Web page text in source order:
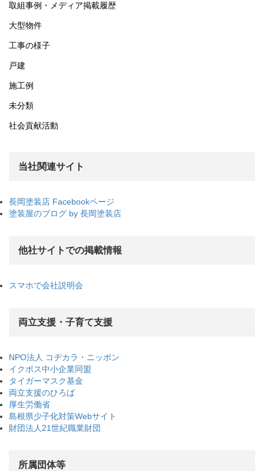
取組事例・メディア掲載履歴
大型物件
工事の様子
戸建
施工例
未分類
社会貢献活動
当社関連サイト
長岡塗装店 Facebookページ
塗装屋のブログ by 長岡塗装店
他社サイトでの掲載情報
スマホで会社説明会
両立支援・子育て支援
NPO法人 コヂカラ・ニッポン
イクボス中小企業同盟
タイガーマスク基金
両立支援のひろば
厚生労働省
島根県少子化対策Webサイト
財団法人21世紀職業財団
所属団体等